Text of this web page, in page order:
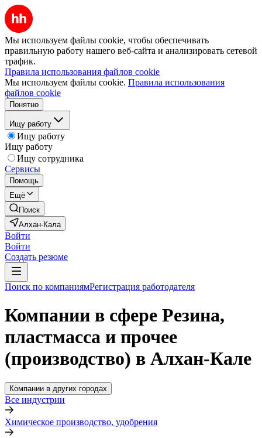
Мы используем файлы cookie, чтобы обеспечивать
правильную работу нашего веб-сайта и анализировать сетевой
трафик.
Правила использования файлов cookie
Мы используем файлы cookie. Правила использования
файлов cookie
Понятно
Ищу работу
Ищу работу
Ищу работу
Ищу сотрудника
Сервисы
Помощь
Ещё
Поиск
Алхан-Кала
Войти
Войти
Создать резюме
Поиск по компаниямРегистрация работодателя
Компании в сфере Резина,
пластмасса и прочее
(производство) в Алхан-Кале
Компании в других городах
Все индустрии
Химическое производство, удобрения